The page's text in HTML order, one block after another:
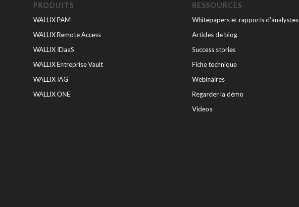
PRODUITS
WALLIX PAM
WALLIX Remote Access
WALLIX IDaaS
WALLIX Entreprise Vault
WALLIX IAG
WALLIX ONE
RESSOURCES
Whitepapers et rapports d’analystes
Articles de blog
Success stories
Fiche technique
Webinaires
Regarder la démo
Videos